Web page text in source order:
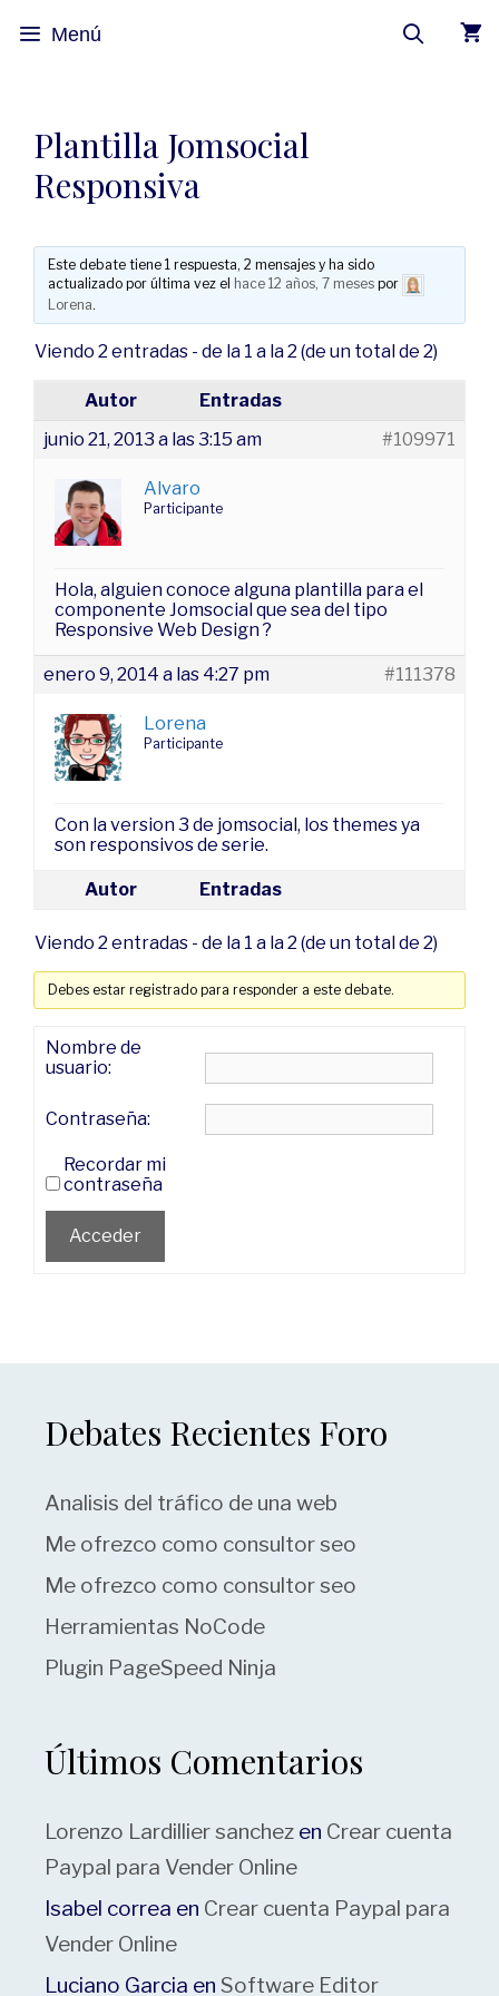
Menú
Plantilla Jomsocial
Responsiva
Este debate tiene 1 respuesta, 2 mensajes y ha sido
actualizado por última vez el hace 12 años, 7 mesespor
Lorena.
Viendo 2 entradas - de la 1 a la 2 (de un total de 2)
Autor
Entradas
junio 21, 2013 a las 3:15 am
#109971
Alvaro
Participante
Hola, alguien conoce alguna plantilla para el
componente Jomsocial que sea del tipo
Responsive Web Design ?
enero 9, 2014 a las 4:27 pm #111378
Lorena
Participante
Con la version 3 de jomsocial, los themes ya
son responsivos de serie.
Autor Entradas
Viendo 2 entradas - de la 1 a la 2 (de un total de 2)
Debes estar registrado para responder a este debate.
Nombre de
usuario:
Contraseña:
Recordar mi
contraseña
Acceder
Debates Recientes Foro
Analisis del tráfico de una web
Me ofrezco como consultor seo
Me ofrezco como consultor seo
Herramientas NoCode
Plugin PageSpeed Ninja
Últimos Comentarios
Lorenzo Lardillier sanchez en Crear cuenta
Paypal para Vender Online
Isabel correa en Crear cuenta Paypal para
Vender Online
Luciano Garcia en Software Editor